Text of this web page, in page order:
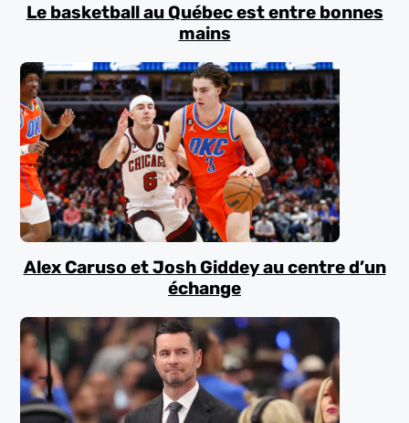
Le basketball au Québec est entre bonnes
mains
Alex Caruso et Josh Giddey au centre d’un
échange